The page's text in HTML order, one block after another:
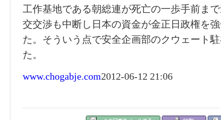
工作基地である朝総連が死亡の一歩手前ま
交交渉も中断し日本の資金が金正日政権を
た。そういう点で安全企画部のクウェート
た。
www.chogabje.com2012-06-12 21:06